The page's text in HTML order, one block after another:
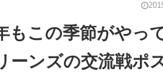
企業向けIT製品の総合サイト
もこの季節がやっ
ーンズの交流戦ポ